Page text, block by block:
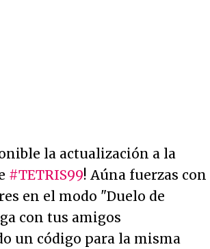
la actualización a la
#TETRIS99! Aúna fuerzas con
en el modo "Duelo de
con tus amigos
un código para la misma